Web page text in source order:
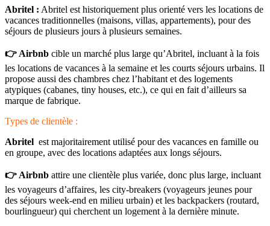
Abritel : Abritel est historiquement plus orienté vers les locations de
vacances traditionnelles (maisons, villas, appartements), pour des
séjours de plusieurs jours à plusieurs semaines.
👉 Airbnb cible un marché plus large qu’Abritel, incluant à la fois
les locations de vacances à la semaine et les courts séjours urbains. Il
propose aussi des chambres chez l’habitant et des logements
atypiques (cabanes, tiny houses, etc.), ce qui en fait d’ailleurs sa
marque de fabrique.
Types de clientèle :
Abritel est majoritairement utilisé pour des vacances en famille ou
en groupe, avec des locations adaptées aux longs séjours.
👉 Airbnb attire une clientèle plus variée, donc plus large, incluant
les voyageurs d’affaires, les city-breakers (voyageurs jeunes pour
des séjours week-end en milieu urbain) et les backpackers (routard,
bourlingueur) qui cherchent un logement à la dernière minute.